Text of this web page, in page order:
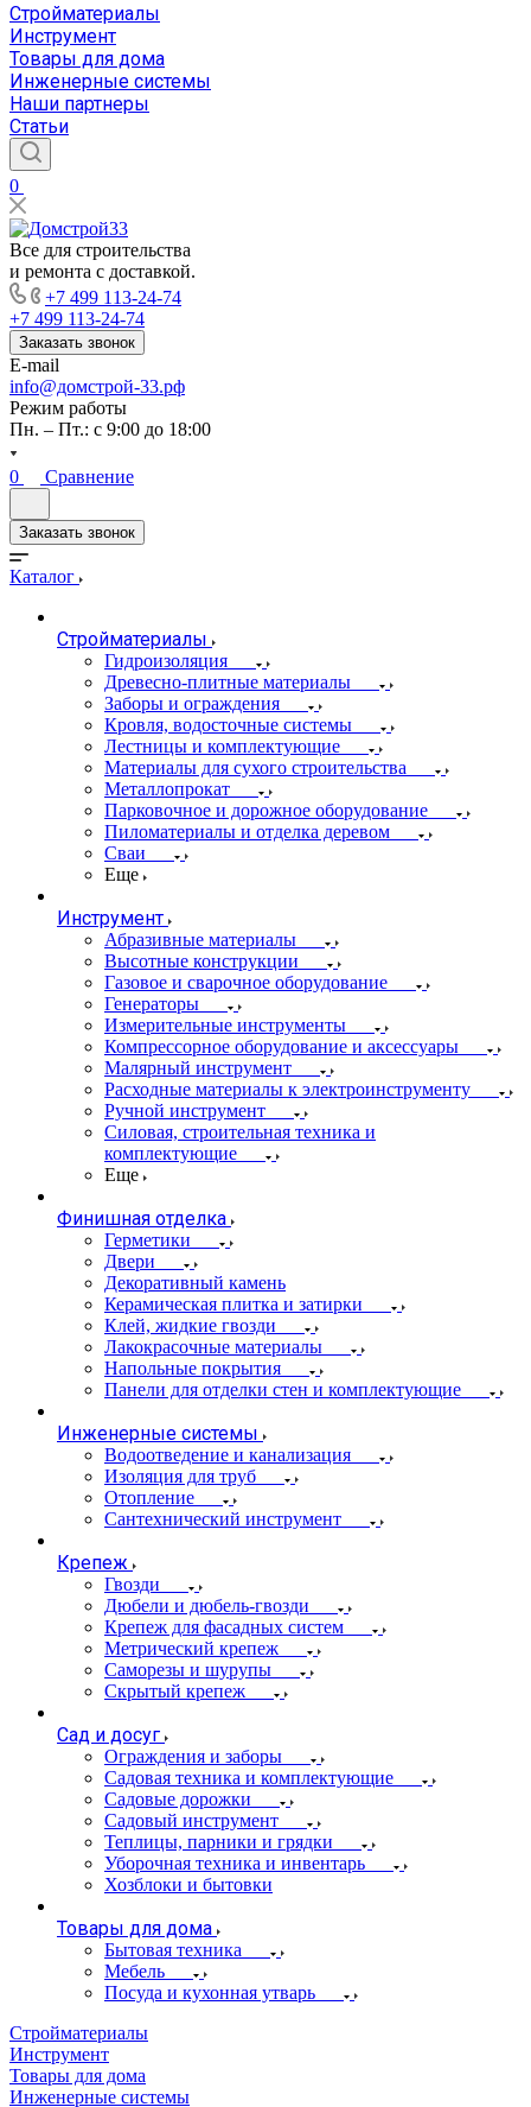
Стройматериалы
Инструмент
Товары для дома
Инженерные системы
Наши партнеры
Статьи
0
Все для строительства
и ремонта с доставкой.
+7 499 113-24-74
+7 499 113-24-74
Заказать звонок
E-mail
info@домстрой-33.рф
Режим работы
Пн. – Пт.: с 9:00 до 18:00
0 Сравнение
Заказать звонок
Каталог
Стройматериалы
Гидроизоляция
Древесно-плитные материалы
Заборы и ограждения
Кровля, водосточные системы
Лестницы и комплектующие
Материалы для сухого строительства
Металлопрокат
Парковочное и дорожное оборудование
Пиломатериалы и отделка деревом
Сваи
Еще
Инструмент
Абразивные материалы
Высотные конструкции
Газовое и сварочное оборудование
Генераторы
Измерительные инструменты
Компрессорное оборудование и аксессуары
Малярный инструмент
Расходные материалы к электроинструменту
Ручной инструмент
Силовая, строительная техника и
комплектующие
Еще
Финишная отделка
Герметики
Двери
Декоративный камень
Керамическая плитка и затирки
Клей, жидкие гвозди
Лакокрасочные материалы
Напольные покрытия
Панели для отделки стен и комплектующие
Инженерные системы
Водоотведение и канализация
Изоляция для труб
Отопление
Сантехнический инструмент
Крепеж
Гвозди
Дюбели и дюбель-гвозди
Крепеж для фасадных систем
Метрический крепеж
Саморезы и шурупы
Скрытый крепеж
Сад и досуг
Ограждения и заборы
Садовая техника и комплектующие
Садовые дорожки
Садовый инструмент
Теплицы, парники и грядки
Уборочная техника и инвентарь
Хозблоки и бытовки
Товары для дома
Бытовая техника
Мебель
Посуда и кухонная утварь
Стройматериалы
Инструмент
Товары для дома
Инженерные системы